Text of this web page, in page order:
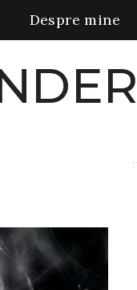
Despre mine